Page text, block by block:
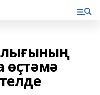
өҫтәмә